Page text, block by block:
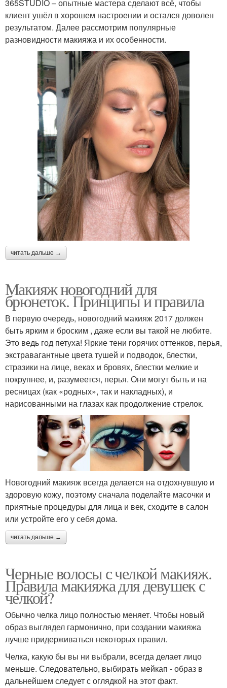
365STUDIO – опытные мастера сделают всё, чтобы
клиент ушёл в хорошем настроении и остался доволен
результатом. Далее рассмотрим популярные
разновидности макияжа и их особенности.
читать дальше →
Макияж новогодний для
брюнеток. Принципы и правила
В первую очередь, новогодний макияж 2017 должен
быть ярким и броским , даже если вы такой не любите.
Это ведь год петуха! Яркие тени горячих оттенков, перья,
экстравагантные цвета тушей и подводок, блестки,
стразики на лице, веках и бровях, блестки мелкие и
покрупнее, и, разумеется, перья. Они могут быть и на
ресницах (как «родных», так и накладных), и
нарисованными на глазах как продолжение стрелок.
Новогодний макияж всегда делается на отдохнувшую и
здоровую кожу, поэтому сначала поделайте масочки и
приятные процедуры для лица и век, сходите в салон
или устройте его у себя дома.
читать дальше →
Черные волосы с челкой макияж.
Правила макияжа для девушек с
челкой?
Обычно челка лицо полностью меняет. Чтобы новый
образ выглядел гармонично, при создании макияжа
лучше придерживаться некоторых правил.
Челка, какую бы вы ни выбрали, всегда делает лицо
меньше. Следовательно, выбирать мейкап - образ в
дальнейшем следует с оглядкой на этот факт.